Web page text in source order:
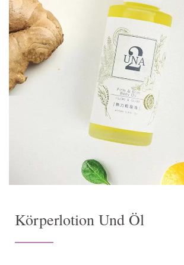
Körperlotion Und Öl